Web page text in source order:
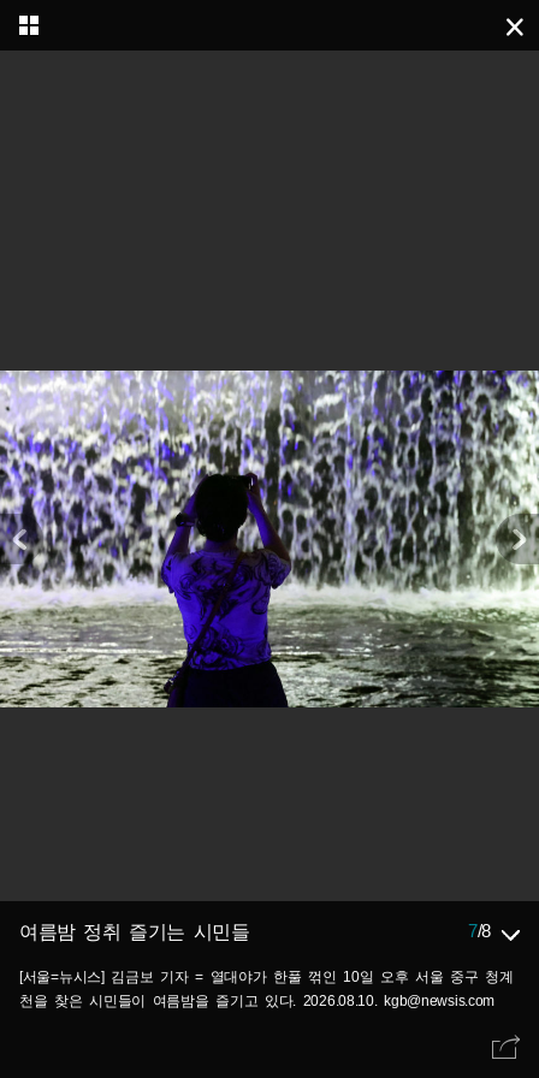
여름밤 정취 즐기는 시민들 7/8
[서울=뉴시스] 김금보 기자 = 열대야가 한풀 꺾인 10일 오후 서울 중구 청계
천을 찾은 시민들이 여름밤을 즐기고 있다. 2026.08.10. kgb@newsis.com